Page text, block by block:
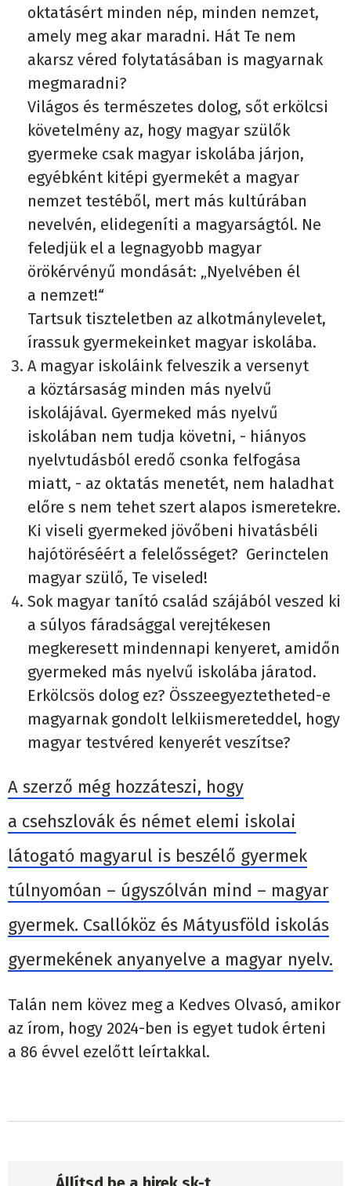
oktatásért minden nép, minden nemzet,
amely meg akar maradni. Hát Te nem
akarsz véred folytatásában is magyarnak
megmaradni?
Világos és természetes dolog, sőt erkölcsi
követelmény az, hogy magyar szülők
gyermeke csak magyar iskolába járjon,
egyébként kitépi gyermekét a magyar
nemzet testéből, mert más kultúrában
nevelvén, elidegeníti a magyarságtól. Ne
feledjük el a legnagyobb magyar
örökérvényű mondását: „Nyelvében él
a nemzet!“
Tartsuk tiszteletben az alkotmánylevelet,
írassuk gyermekeinket magyar iskolába.
A magyar iskoláink felveszik a versenyt
a köztársaság minden más nyelvű
iskolájával. Gyermeked más nyelvű
iskolában nem tudja követni, - hiányos
nyelvtudásból eredő csonka felfogása
miatt, - az oktatás menetét, nem haladhat
előre s nem tehet szert alapos ismeretekre.
Ki viseli gyermeked jövőbeni hivatásbéli
hajótöréséért a felelősséget? Gerinctelen
magyar szülő, Te viseled!
Sok magyar tanító család szájából veszed ki
a súlyos fáradsággal verejtékesen
megkeresett mindennapi kenyeret, amidőn
gyermeked más nyelvű iskolába járatod.
Erkölcsös dolog ez? Összeegyeztetheted-e
magyarnak gondolt lelkiismereteddel, hogy
magyar testvéred kenyerét veszítse?
A szerző még hozzáteszi, hogy
a csehszlovák és német elemi iskolai
látogató magyarul is beszélő gyermek
túlnyomóan – úgyszólván mind – magyar
gyermek. Csallóköz és Mátyusföld iskolás
gyermekének anyanyelve a magyar nyelv.
Talán nem kövez meg a Kedves Olvasó, amikor
az írom, hogy 2024-ben is egyet tudok érteni
a 86 évvel ezelőtt leírtakkal.